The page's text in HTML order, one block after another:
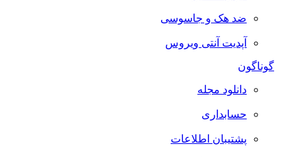
ضد هک و جاسوسی
آپدیت آنتی ویروس
گوناگون
دانلود مجله
حسابداری
پشتیبان اطلاعات